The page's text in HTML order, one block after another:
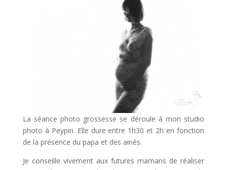
La séance photo grossesse se déroule à mon studio
photo à Peypin. Elle dure entre 1h30 et 2h en fonction
de la présence du papa et des ainés.
Je conseille vivement aux futures mamans de réaliser